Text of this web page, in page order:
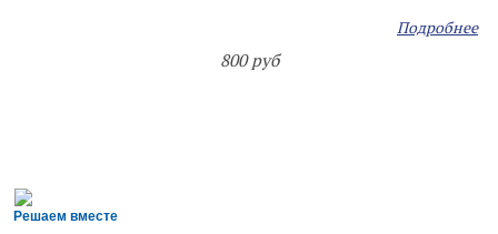
Подробнее
800 руб
Решаем вместе